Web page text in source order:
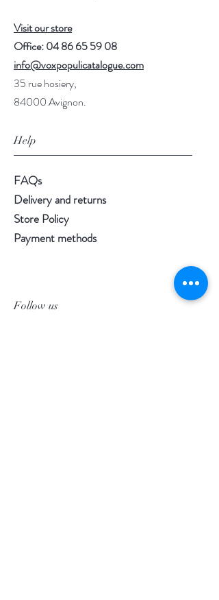
Visit our store
Office:04 86 65 59 08
info@voxpopulicatalogue.com
35 rue hosiery,
84000 Avignon.
Help
FAQs
Delivery and returns
Store Policy
Payment methods
Follow us